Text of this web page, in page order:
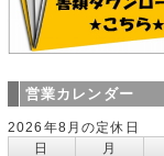
営業カレンダー
2026年8月の定休日
日
月